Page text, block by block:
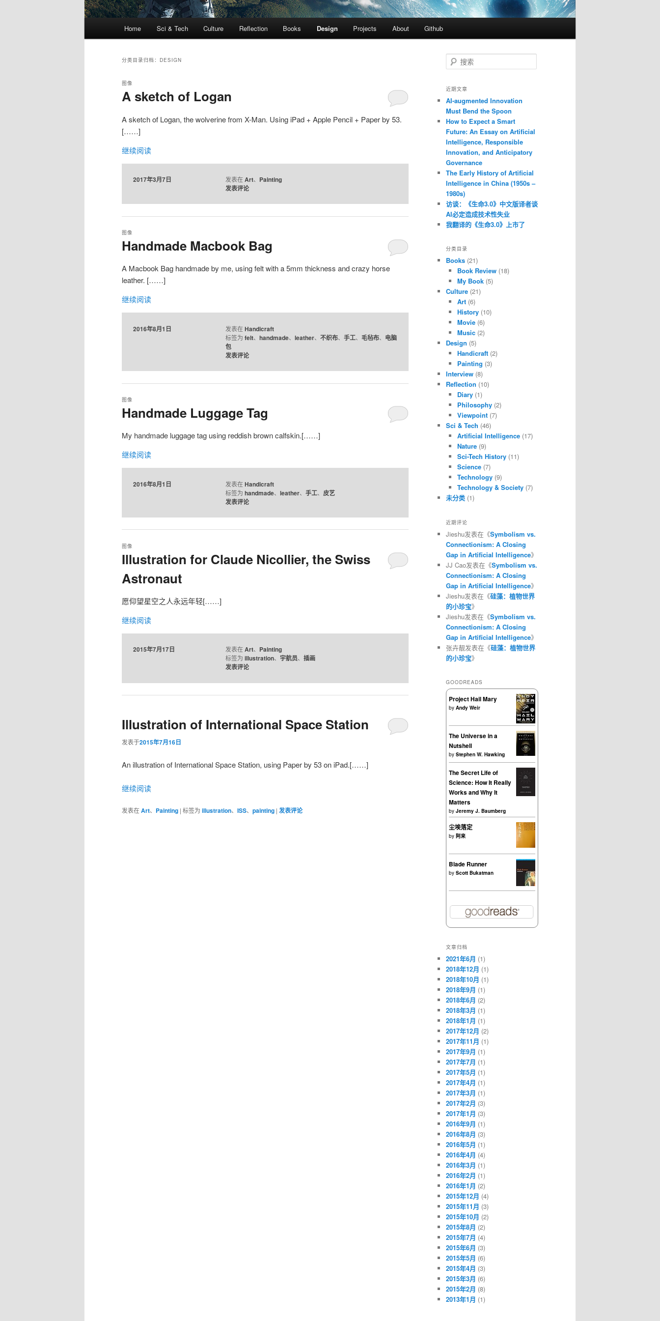
跳
内
区
跳
内
区
Home Sci & Tech Culture Reflection Books Design Projects About Github
分类目录归档： DESIGN
A sketch of Logan
图像
A sketch of Logan, the wolverine from X-Man. Using iPad + Apple Pencil + Paper by 53.
[……]
继续阅读
2017年3月7日 发表在 Art、 Painting
发表评论
Handmade Macbook Bag
图像
A Macbook Bag handmade by me, using felt with a 5mm thickness and crazy horse
leather. [……]
继续阅读
2016年8月1日 发表在 Handicraft
标签为 felt、handmade、leather、不织布、手工、毛毡布、 电脑
包
发表评论
Handmade Luggage Tag
图像
My handmade luggage tag using reddish brown calfskin.[……]
继续阅读
2016年8月1日 发表在 Handicraft
标签为 handmade、leather、手工、 皮艺
发表评论
Illustration for Claude Nicollier, the Swiss
Astronaut
图像
愿仰望星空之人永远年轻[……]
继续阅读
2015年7月17日 发表在 Art、 Painting
标签为 illustration、 宇航员、插画
发表评论
Illustration of International Space Station
发表于2015年7月16日
An illustration of International Space Station, using Paper by 53 on iPad.[……]
继续阅读
发表在Art、 Painting | 标签为 illustration、 ISS、 painting | 发表评论
搜
索
近期文章
AI-augmented Innovation
Must Bend the Spoon
How to Expect a Smart
Future: An Essay on Artificial
Intelligence, Responsible
Innovation, and Anticipatory
Governance
The Early History of Artificial
Intelligence in China (1950s –
1980s)
访谈：《生命3.0》中文版译者谈
AI必定造成技术性失业
我翻译的《生命3.0》上市了
分类目录
Books (21)
Book Review(18)
My Book(5)
Culture (21)
Art(6)
History(10)
Movie(6)
Music(2)
Design (5)
Handicraft(2)
Painting (3)
Interview (8)
Reflection (10)
Diary(1)
Philosophy(2)
Viewpoint(7)
Sci & Tech (46)
Artificial Intelligence(17)
Nature(9)
Sci-Tech History(11)
Science(7)
Technology(9)
Technology & Society(7)
未分类 (1)
近期评论
Jieshu发表在《Symbolism vs.
Connectionism: A Closing
Gap in Artificial Intelligence》
JJ Cao发表在《Symbolism vs.
Connectionism: A Closing
Gap in Artificial Intelligence》
Jieshu发表在《硅藻：植物世界
的小珍宝》
Jieshu发表在《Symbolism vs.
Connectionism: A Closing
Gap in Artificial Intelligence》
张卉靓发表在《硅藻：植物世界
的小珍宝》
GOODREADS
Project Hail Mary
by Andy Weir
The Universe in a
Nutshell
by Stephen W. Hawking
The Secret Life of
Science: How It Really
Works and Why It
Matters
by Jeremy J. Baumberg
尘埃落定
by 阿来
Blade Runner
by Scott Bukatman
文章归档
2021年6月 (1)
2018年12月 (1)
2018年10月 (1)
2018年9月 (1)
2018年6月 (2)
2018年3月 (1)
2018年1月 (1)
2017年12月 (2)
2017年11月 (1)
2017年9月 (1)
2017年7月 (1)
2017年5月 (1)
2017年4月 (1)
2017年3月 (1)
2017年2月 (3)
2017年1月 (3)
2016年9月 (1)
2016年8月 (3)
2016年5月 (1)
2016年4月 (4)
2016年3月 (1)
2016年2月 (1)
2016年1月 (2)
2015年12月 (4)
2015年11月 (3)
2015年10月 (2)
2015年8月 (2)
2015年7月 (4)
2015年6月 (3)
2015年5月 (6)
2015年4月 (3)
2015年3月 (6)
2015年2月 (8)
2013年1月 (1)